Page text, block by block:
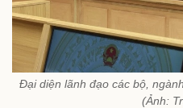
Đại diện lãnh đạo các bộ,
(Ảnh: